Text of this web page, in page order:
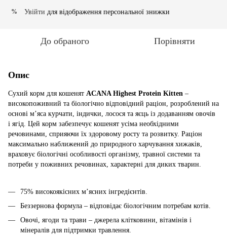
% Увійти для відображення персональної знижки
До обраного Порівняти
Опис
Сухий корм для кошенят ACANA Highest Protein Kitten –
високопоживний та біологічно відповідний раціон, розроблений на
основі м’яса курчати, індички, лосося та яєць із додаванням овочів
і ягід. Цей корм забезпечує кошенят усіма необхідними
речовинами, сприяючи їх здоровому росту та розвитку. Раціон
максимально наближений до природного харчування хижаків,
враховує біологічні особливості організму, травної системи та
потреби у поживних речовинах, характерні для диких тварин.
75% високоякісних м’ясних інгредієнтів.
Беззернова формула – відповідає біологічним потребам котів.
Овочі, ягоди та трави – джерела клітковини, вітамінів і
мінералів для підтримки травлення.